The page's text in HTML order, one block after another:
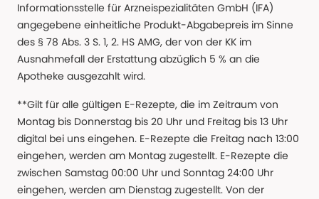
Informationsstelle für Arzneispezialitäten GmbH (IFA)
angegebene einheitliche Produkt-Abgabepreis im Sinne
des § 78 Abs. 3 S. 1, 2. HS AMG, der von der KK im
Ausnahmefall der Erstattung abzüglich 5 % an die
Apotheke ausgezahlt wird.
**Gilt für alle gültigen E-Rezepte, die im Zeitraum von
Montag bis Donnerstag bis 20 Uhr und Freitag bis 13 Uhr
digital bei uns eingehen. E-Rezepte die Freitag nach 13:00
eingehen, werden am Montag zugestellt. E-Rezepte die
zwischen Samstag 00:00 Uhr und Sonntag 24:00 Uhr
eingehen, werden am Dienstag zugestellt. Von der